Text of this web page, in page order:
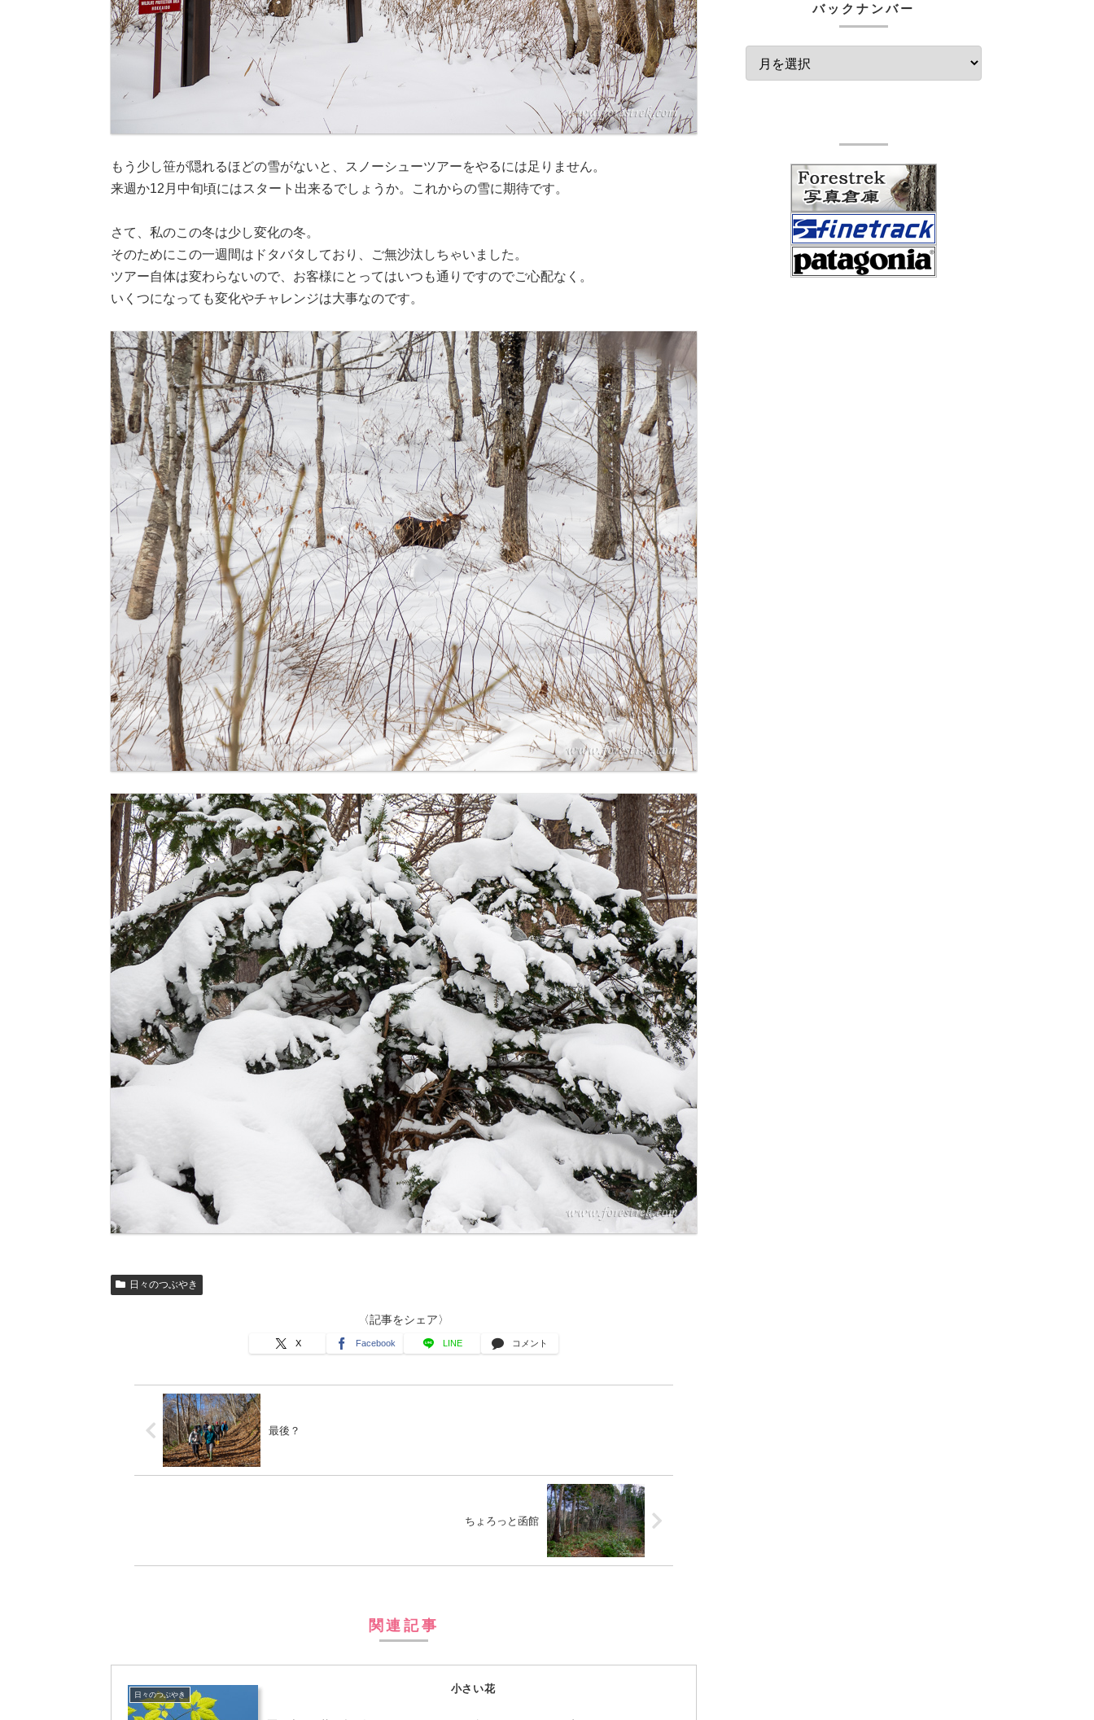
もう少し笹が隠れるほどの雪がないと、スノーシューツアーをやるには足りません。
来週か12月中旬頃にはスタート出来るでしょうか。これからの雪に期待です。
さて、私のこの冬は少し変化の冬。
そのためにこの一週間はドタバタしており、ご無沙汰しちゃいました。
ツアー自体は変わらないので、お客様にとってはいつも通りですのでご心配なく。
いくつになっても変化やチャレンジは大事なのです。
日々のつぶやき
〈記事をシェア〉
X Facebook LINE コメント
最後？
ちょろっと函館
関連記事
日々のつぶやき
小さい花
バックナンバー